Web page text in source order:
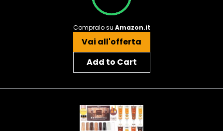
Compralo su Amazon.it
Vai all'offerta
Add to Cart